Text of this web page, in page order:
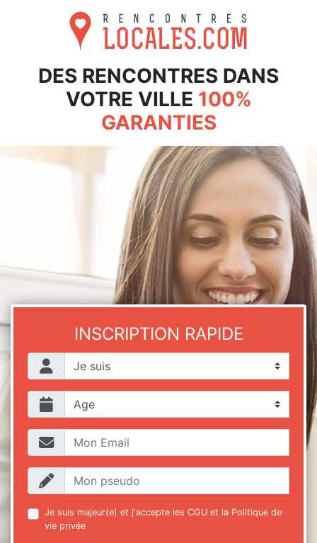
DES RENCONTRES DANS
VOTRE VILLE 100%
GARANTIES
INSCRIPTION RAPIDE
Je suis majeur(e) et j'accepte les CGU et la Politique de
vie privée